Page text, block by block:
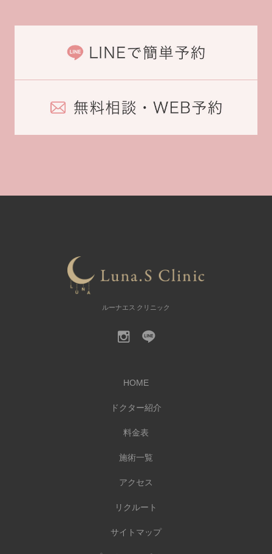
ルーナエス クリニック
HOME
ドクター紹介
料金表
施術一覧
アクセス
リクルート
サイトマップ